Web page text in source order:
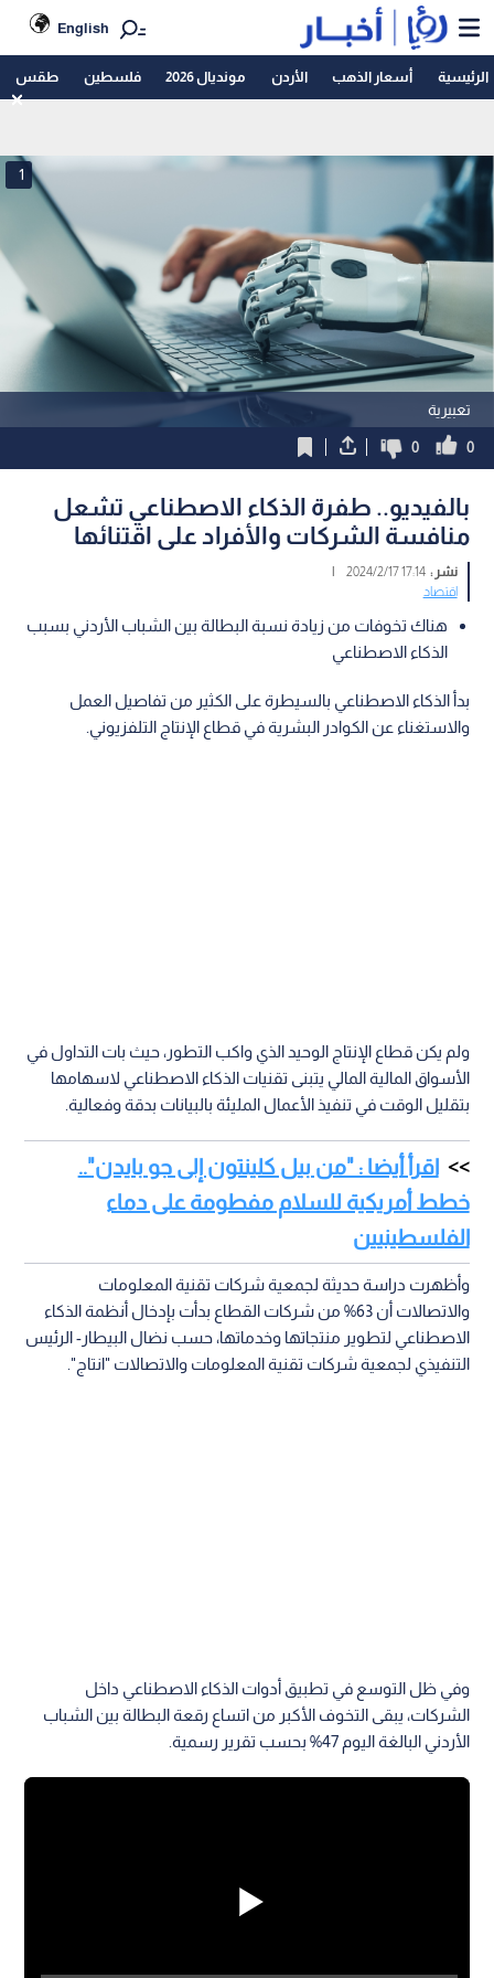
English
الرئيسية أسعار الذهب الأردن مونديال 2026 فلسطين طقس
تعبيرية
1
0
0
بالفيديو.. طفرة الذكاء الاصطناعي تشعل
منافسة الشركات والأفراد على اقتنائها
نشر :17:14 2024/2/17
|
اقتصاد
هناك تخوفات من زيادة نسبة البطالة بين الشباب الأردني بسبب
الذكاء الاصطناعي
بدأ الذكاء الاصطناعي بالسيطرة على الكثير من تفاصيل العمل
والاستغناء عن الكوادر البشرية في قطاع الإنتاج التلفزيوني.
ولم يكن قطاع الإنتاج الوحيد الذي واكب التطور، حيث بات التداول في
الأسواق المالية المالي يتبنى تقنيات الذكاء الاصطناعي لاسهامها
بتقليل الوقت في تنفيذ الأعمال المليئة بالبيانات بدقة وفعالية.
اقرأ أيضا : "من بيل كلينتون إلى جو بايدن"..
خطط أمريكية للسلام مفطومة على دماء
الفلسطينيين
وأظهرت دراسة حديثة لجمعية شركات تقنية المعلومات
والاتصالات أن 63% من شركات القطاع بدأت بإدخال أنظمة الذكاء
الاصطناعي لتطوير منتجاتها وخدماتها، حسب نضال البيطار- الرئيس
التنفيذي لجمعية شركات تقنية المعلومات والاتصالات "انتاج".
وفي ظل التوسع في تطبيق أدوات الذكاء الاصطناعي داخل
الشركات، يبقى التخوف الأكبر من اتساع رقعة البطالة بين الشباب
الأردني البالغة اليوم 47% بحسب تقرير رسمية.